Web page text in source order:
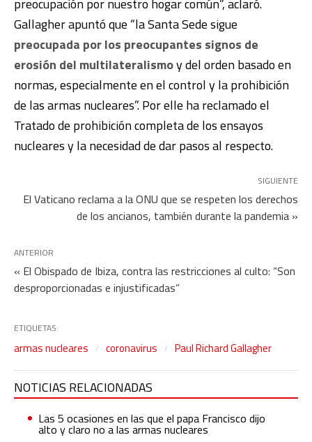
Gallagher apuntó que “la Santa Sede sigue
preocupada por los preocupantes signos de
erosión del multilateralismoy del orden basado en
normas, especialmente en el control y la prohibición
de las armas nucleares”. Por elle ha reclamado el
Tratado de prohibición completa de los ensayos
nucleares y la necesidad de dar pasos al respecto.
SIGUIENTE
El Vaticano reclama a la ONU que se respeten los derechos
de los ancianos, también durante la pandemia »
ANTERIOR
« El Obispado de Ibiza, contra las restricciones al culto: “Son
desproporcionadas e injustificadas”
ETIQUETAS:
armas nucleares coronavirus Paul Richard Gallagher
NOTICIAS RELACIONADAS
Las 5 ocasiones en las que el papa Francisco dijo
alto y claro no a las armas nucleares